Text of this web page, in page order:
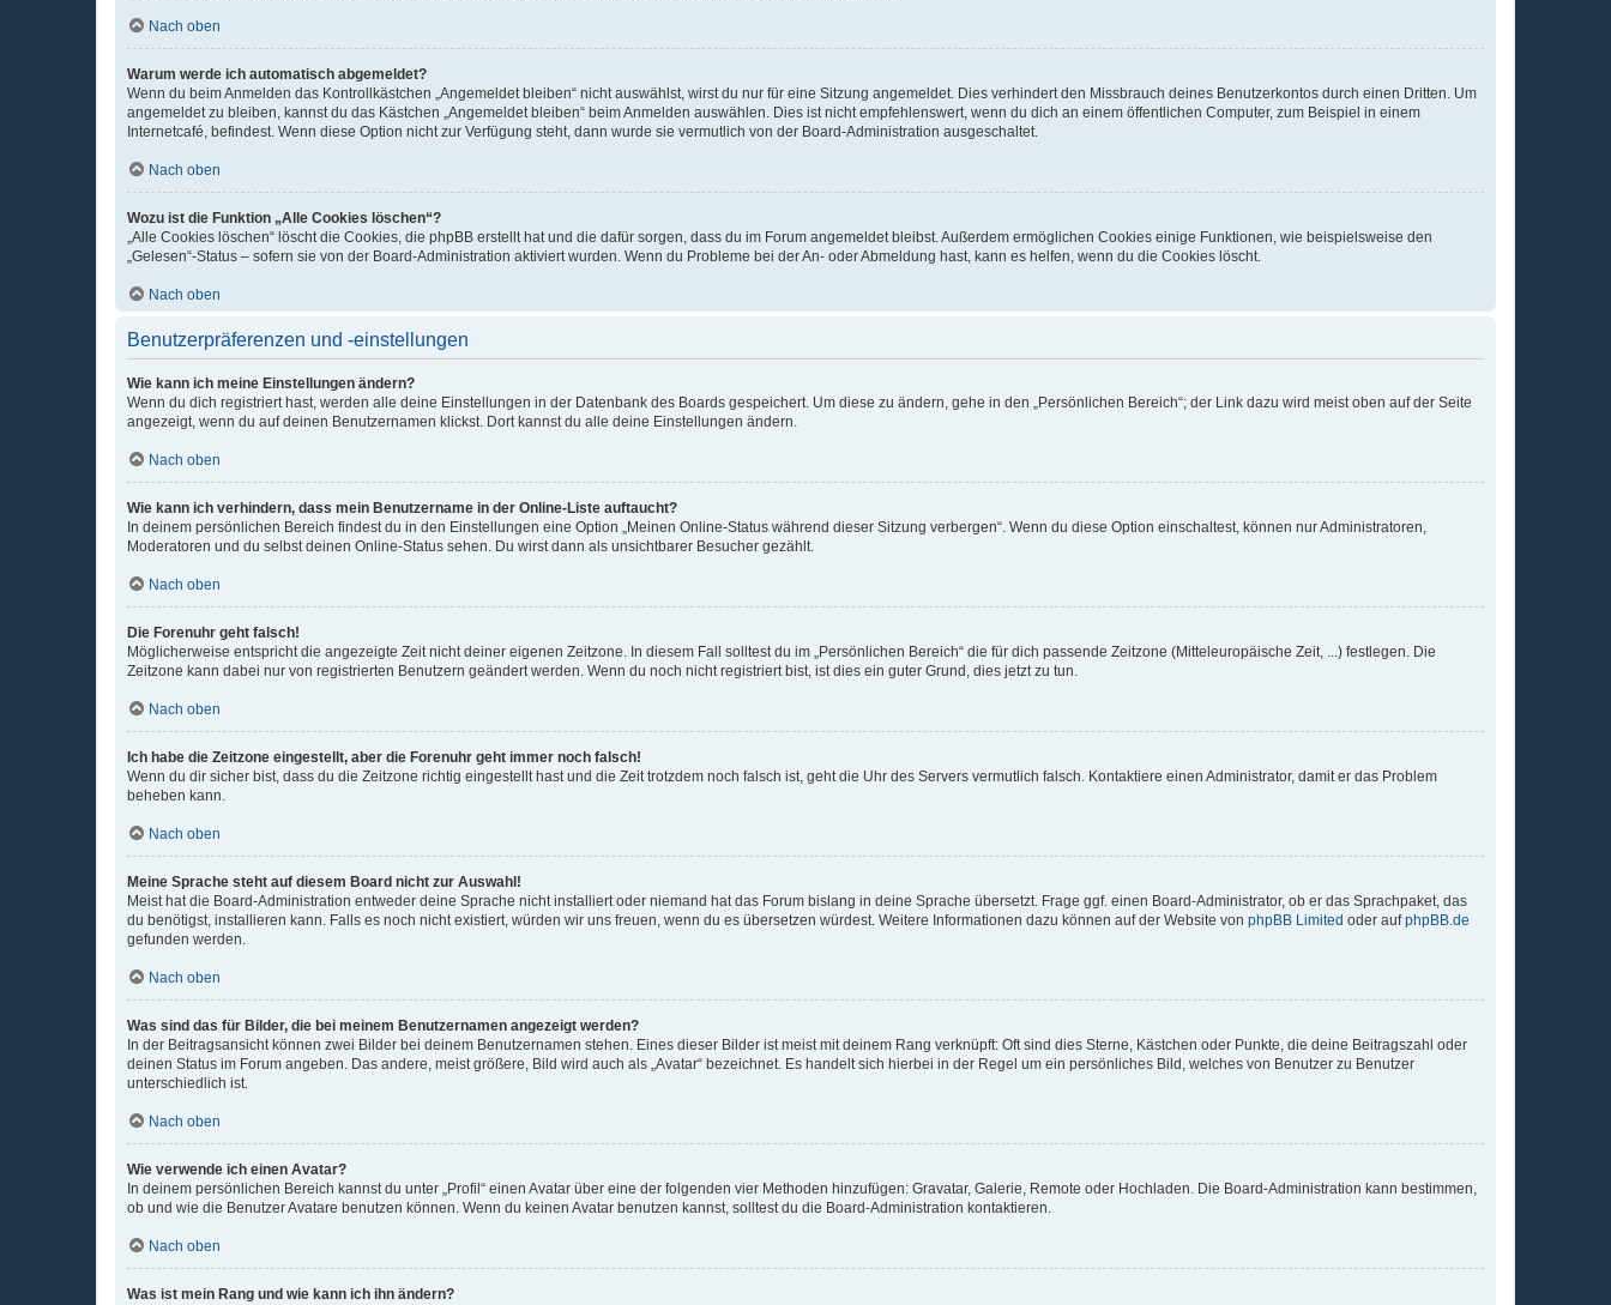
Nach oben
Warum werde ich automatisch abgemeldet?
Wenn du beim Anmelden das Kontrollkästchen „Angemeldet bleiben“ nicht auswählst, wirst du nur für eine Sitzung angemeldet. Dies verhindert den Missbrauch deines Benutzerkontos durch einen Dritten. Um
angemeldet zu bleiben, kannst du das Kästchen „Angemeldet bleiben“ beim Anmelden auswählen. Dies ist nicht empfehlenswert, wenn du dich an einem öffentlichen Computer, zum Beispiel in einem
Internetcafé, befindest. Wenn diese Option nicht zur Verfügung steht, dann wurde sie vermutlich von der Board-Administration ausgeschaltet.
Nach oben
Wozu ist die Funktion „Alle Cookies löschen“?
„Alle Cookies löschen“ löscht die Cookies, die phpBB erstellt hat und die dafür sorgen, dass du im Forum angemeldet bleibst. Außerdem ermöglichen Cookies einige Funktionen, wie beispielsweise den
„Gelesen“-Status – sofern sie von der Board-Administration aktiviert wurden. Wenn du Probleme bei der An- oder Abmeldung hast, kann es helfen, wenn du die Cookies löscht.
Nach oben
Benutzerpräferenzen und -einstellungen
Wie kann ich meine Einstellungen ändern?
Wenn du dich registriert hast, werden alle deine Einstellungen in der Datenbank des Boards gespeichert. Um diese zu ändern, gehe in den „Persönlichen Bereich“; der Link dazu wird meist oben auf der Seite
angezeigt, wenn du auf deinen Benutzernamen klickst. Dort kannst du alle deine Einstellungen ändern.
Nach oben
Wie kann ich verhindern, dass mein Benutzername in der Online-Liste auftaucht?
In deinem persönlichen Bereich findest du in den Einstellungen eine Option „Meinen Online-Status während dieser Sitzung verbergen“. Wenn du diese Option einschaltest, können nur Administratoren,
Moderatoren und du selbst deinen Online-Status sehen. Du wirst dann als unsichtbarer Besucher gezählt.
Nach oben
Die Forenuhr geht falsch!
Möglicherweise entspricht die angezeigte Zeit nicht deiner eigenen Zeitzone. In diesem Fall solltest du im „Persönlichen Bereich“ die für dich passende Zeitzone (Mitteleuropäische Zeit, ...) festlegen. Die
Zeitzone kann dabei nur von registrierten Benutzern geändert werden. Wenn du noch nicht registriert bist, ist dies ein guter Grund, dies jetzt zu tun.
Nach oben
Ich habe die Zeitzone eingestellt, aber die Forenuhr geht immer noch falsch!
Wenn du dir sicher bist, dass du die Zeitzone richtig eingestellt hast und die Zeit trotzdem noch falsch ist, geht die Uhr des Servers vermutlich falsch. Kontaktiere einen Administrator, damit er das Problem
beheben kann.
Nach oben
Meine Sprache steht auf diesem Board nicht zur Auswahl!
Meist hat die Board-Administration entweder deine Sprache nicht installiert oder niemand hat das Forum bislang in deine Sprache übersetzt. Frage ggf. einen Board-Administrator, ob er das Sprachpaket, das
du benötigst, installieren kann. Falls es noch nicht existiert, würden wir uns freuen, wenn du es übersetzen würdest. Weitere Informationen dazu können auf der Website von phpBB Limited oder aufphpBB.de
gefunden werden.
Nach oben
Was sind das für Bilder, die bei meinem Benutzernamen angezeigt werden?
In der Beitragsansicht können zwei Bilder bei deinem Benutzernamen stehen. Eines dieser Bilder ist meist mit deinem Rang verknüpft: Oft sind dies Sterne, Kästchen oder Punkte, die deine Beitragszahl oder
deinen Status im Forum angeben. Das andere, meist größere, Bild wird auch als „Avatar“ bezeichnet. Es handelt sich hierbei in der Regel um ein persönliches Bild, welches von Benutzer zu Benutzer
unterschiedlich ist.
Nach oben
Wie verwende ich einen Avatar?
In deinem persönlichen Bereich kannst du unter „Profil“ einen Avatar über eine der folgenden vier Methoden hinzufügen: Gravatar, Galerie, Remote oder Hochladen. Die Board-Administration kann bestimmen,
ob und wie die Benutzer Avatare benutzen können. Wenn du keinen Avatar benutzen kannst, solltest du die Board-Administration kontaktieren.
Nach oben
Was ist mein Rang und wie kann ich ihn ändern?